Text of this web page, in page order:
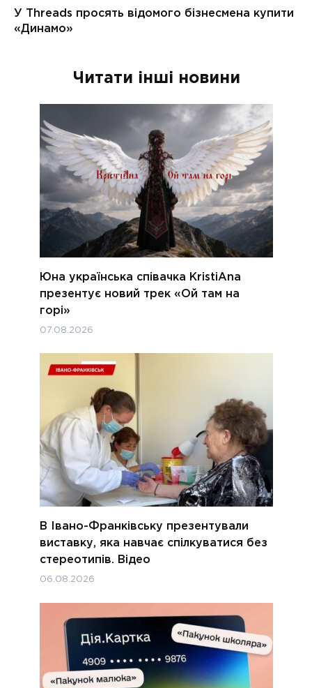
Читати інші новини
Юна українська співачка KristiAna
презентує новий трек «Ой там на
горі»
07.08.2026
В Івано-Франківську презентували
виставку, яка навчає спілкуватися без
стереотипів. Відео
06.08.2026